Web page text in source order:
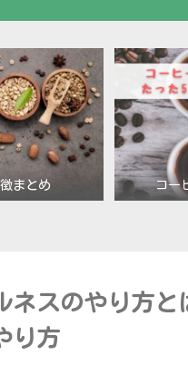
まとめ コー
ネスのやり方
り方